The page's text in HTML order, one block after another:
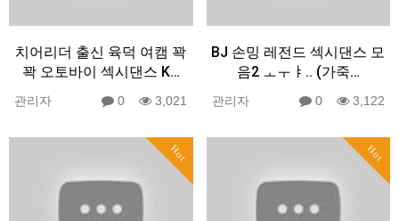
치어리더 출신 육덕 여캠 꽉
꽉 오토바이 섹시댄스 K…
관리자 0 3,021
BJ 손밍 레전드 섹시댄스 모
음2 ㅗㅜㅑ.. (가죽…
관리자 0 3,122
Hot Hot